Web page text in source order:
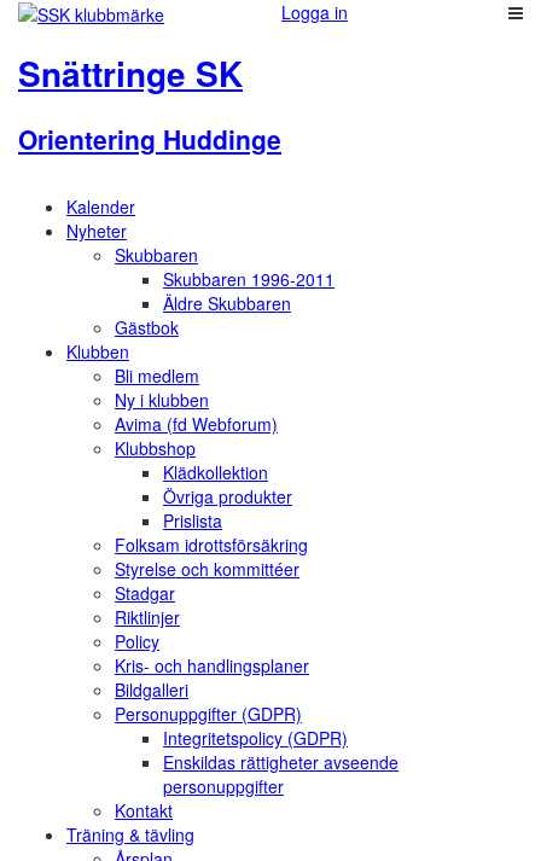
Logga in
Snättringe SK
Orientering Huddinge
Kalender
Nyheter
Skubbaren
Skubbaren 1996-2011
Äldre Skubbaren
Gästbok
Klubben
Bli medlem
Ny i klubben
Avima (fd Webforum)
Klubbshop
Klädkollektion
Övriga produkter
Prislista
Folksam idrottsförsäkring
Styrelse och kommittéer
Stadgar
Riktlinjer
Policy
Kris- och handlingsplaner
Bildgalleri
Personuppgifter (GDPR)
Integritetspolicy (GDPR)
Enskildas rättigheter avseende
personuppgifter
Kontakt
Träning & tävling